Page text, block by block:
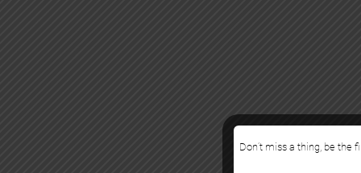
Don’t miss a thing, be the